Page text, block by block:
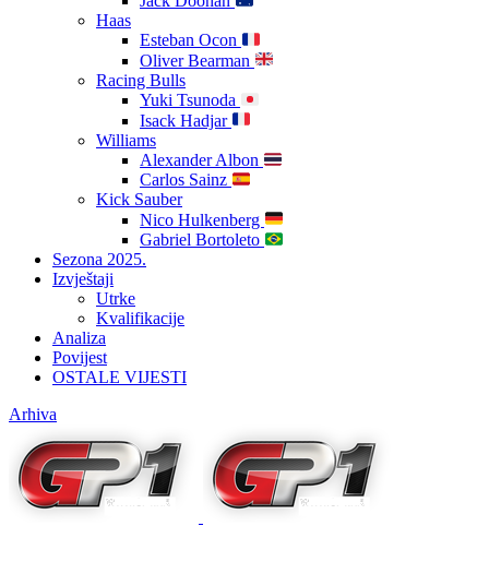
Haas
Esteban Ocon
Oliver Bearman
Racing Bulls
Yuki Tsunoda
Isack Hadjar
Williams
Alexander Albon
Carlos Sainz
Kick Sauber
Nico Hulkenberg
Gabriel Bortoleto
Sezona 2025.
Izvještaji
Utrke
Kvalifikacije
Analiza
Povijest
OSTALE VIJESTI
Arhiva